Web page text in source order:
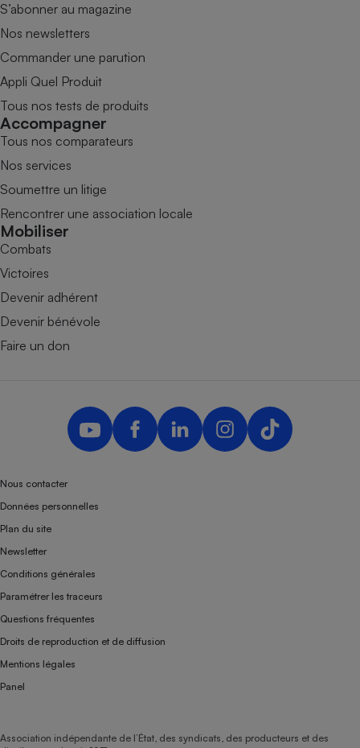
S’abonner au magazine
Nos newsletters
Commander une parution
Appli Quel Produit
Tous nos tests de produits
Accompagner
Tous nos comparateurs
Nos services
Soumettre un litige
Rencontrer une association locale
Mobiliser
Combats
Victoires
Devenir adhérent
Devenir bénévole
Faire un don
Nous contacter
Données personnelles
Plan du site
Newsletter
Conditions générales
Paramétrer les traceurs
Questions fréquentes
Droits de reproduction et de diffusion
Mentions légales
Panel
Association indépendante de l’État, des syndicats, des producteurs et des